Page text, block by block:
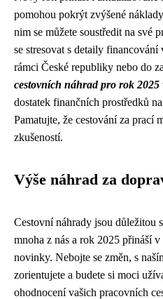
pomohou pokrýt zvýšené
nim se můžete soustředit na své
se stresovat s detaily
rámci České republiky nebo do
cestovních náhrad pro rok 2025
dostatek finančních prostředků
Pamatujte, že cestování za prací
zkušeností.
Výše náhrad za
Cestovní náhrady jsou důležitou
mnoha z nás a rok 2025 přináší
novinky. Nebojte se změn, s
zorientujete a budete si moci
ohodnocení vašich pracovních